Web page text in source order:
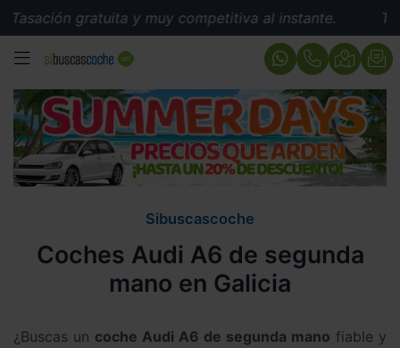
gratuita y muy competitiva al instante. Tasación
MENÚ
Sibuscascoche
Coches Audi A6 de segunda
mano en Galicia
¿Buscas un coche Audi A6 de segunda mano fiable y